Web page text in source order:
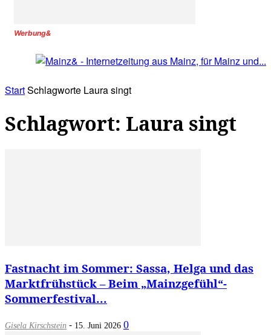
Werbung&
StartSchlagworte Laura singt
Schlagwort: Laura singt
Fastnacht im Sommer: Sassa, Helga und das
Marktfrühstück – Beim „Mainzgefühl“-
Sommerfestival...
Gisela Kirschstein - 15. Juni 2026 0